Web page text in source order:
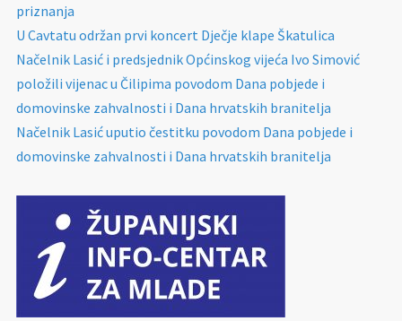
priznanja
U Cavtatu održan prvi koncert Dječje klape Škatulica
Načelnik Lasić i predsjednik Općinskog vijeća Ivo Simović
položili vijenac u Čilipima povodom Dana pobjede i
domovinske zahvalnosti i Dana hrvatskih branitelja
Načelnik Lasić uputio čestitku povodom Dana pobjede i
domovinske zahvalnosti i Dana hrvatskih branitelja